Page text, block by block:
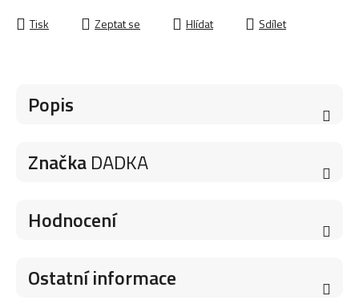
Tisk Zeptat se Hlídat Sdílet
Popis
ZnačkaDADKA
Hodnocení
Ostatní informace